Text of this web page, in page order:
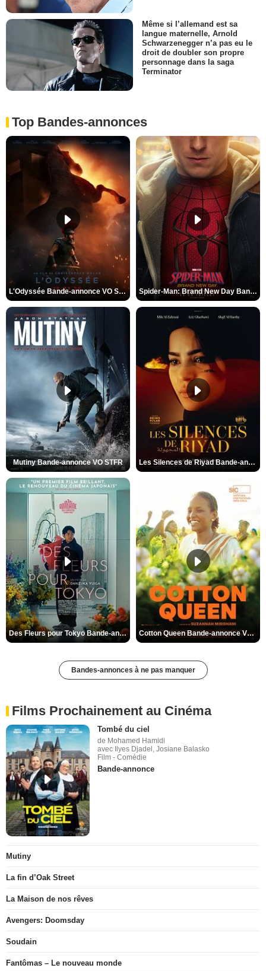
Même si l’allemand est sa
langue maternelle, Arnold
Schwarzenegger n’a pas eu le
droit de doubler son propre
personnage dans la saga
Terminator
Top Bandes-annonces
L'Odyssée Bande-annonce VO STFR Spider-Man: Brand New Day Bande-annonce VO STFR
Mutiny Bande-annonce VO STFR Les Silences de Riyad Bande-annonce VO STFR
Des Fleurs pour Tokyo Bande-annonce VO STFR Cotton Queen Bande-annonce VO STFR
Bandes-annonces à ne pas manquer
Films Prochainement au Cinéma
Tombé du ciel
de Mohamed Hamidi
avec Ilyes Djadel, Josiane Balasko
Film - Comédie
Bande-annonce
Mutiny
La fin d’Oak Street
La Maison de nos rêves
Avengers: Doomsday
Soudain
Fantômas – Le nouveau monde